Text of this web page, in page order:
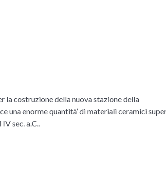
la costruzione della nuova stazione della
una enorme quantità’ di materiali ceramici
sec. a.C..